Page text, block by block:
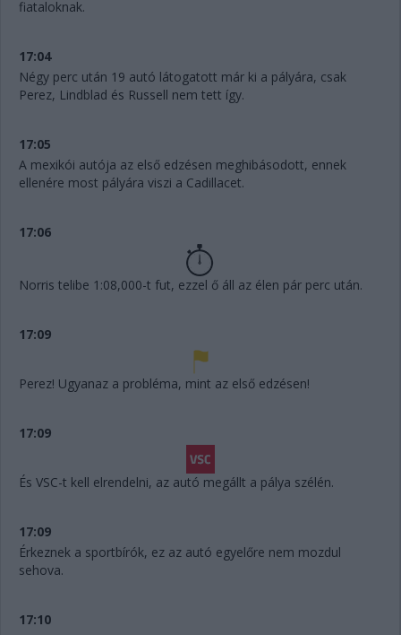
fiataloknak.
17:04
Négy perc után 19 autó látogatott már ki a pályára, csak
Perez, Lindblad és Russell nem tett így.
17:05
A mexikói autója az első edzésen meghibásodott, ennek
ellenére most pályára viszi a Cadillacet.
17:06
Norris telibe 1:08,000-t fut, ezzel ő áll az élen pár perc után.
17:09
Perez! Ugyanaz a probléma, mint az első edzésen!
17:09
És VSC-t kell elrendelni, az autó megállt a pálya szélén.
17:09
Érkeznek a sportbírók, ez az autó egyelőre nem mozdul
sehova.
17:10